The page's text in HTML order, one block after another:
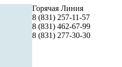
Горячая Линия
8 (831) 257-11-57
8 (831) 462-67-99
8 (831) 277-30-30